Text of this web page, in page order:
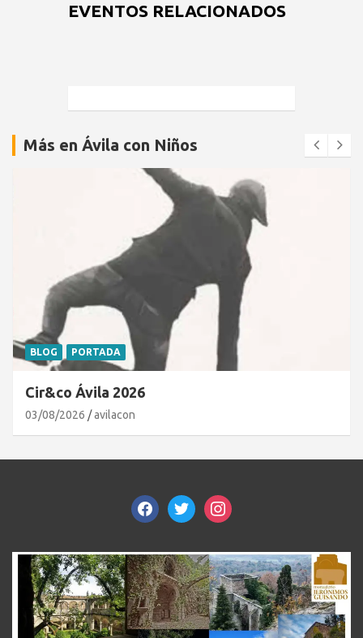
EVENTOS RELACIONADOS
Más en Ávila con Niños
BLOG PORTADA
Cir&co Ávila 2026
03/08/2026 avilacon
facebooktwitterinstagram